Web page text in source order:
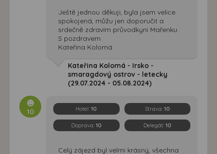
Ještě jednou děkuji, byla jsem velice
spokojená, můžu jen doporučit a
srdečně zdravím průvodkyni Mařenku.
S pozdravem
Kateřina Kolomá
Kateřina Kolomá - Irsko -
smaragdový ostrov - letecky
(29.07.2024 - 05.08.2024)
10 Hotel:10 Strava: 10
Doprava: 10 Delegát: 10
Celý zájezd byl velmi krásný, všechna